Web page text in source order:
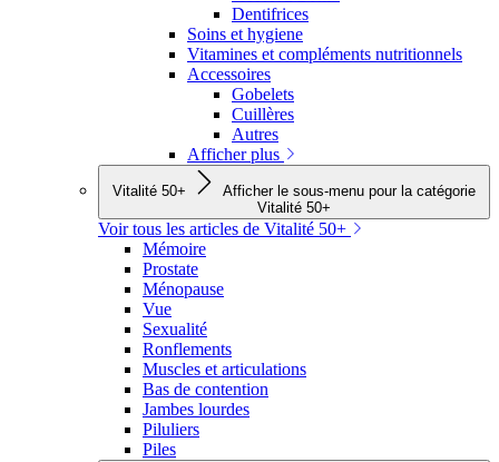
Dentifrices
Soins et hygiene
Vitamines et compléments nutritionnels
Accessoires
Gobelets
Cuillères
Autres
Afficher plus
Vitalité 50+
Afficher le sous-menu pour la catégorie
Vitalité 50+
Voir tous les articles de Vitalité 50+
Mémoire
Prostate
Ménopause
Vue
Sexualité
Ronflements
Muscles et articulations
Bas de contention
Jambes lourdes
Piluliers
Piles